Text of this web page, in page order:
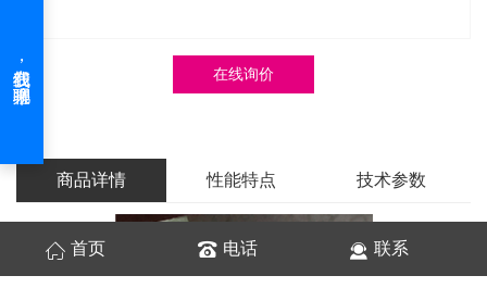
在线询价
商品详情 性能特点 技术参数
首页 电话 联系